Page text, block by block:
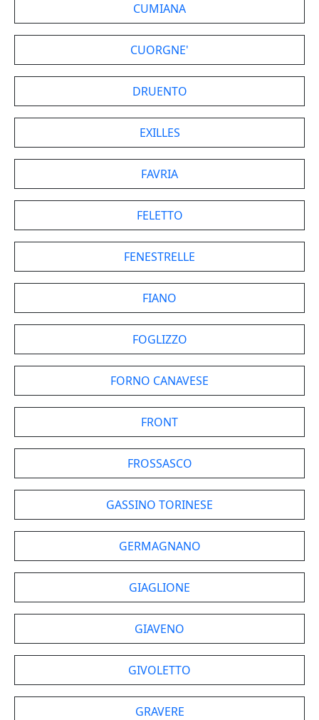
CUMIANA
CUORGNE'
DRUENTO
EXILLES
FAVRIA
FELETTO
FENESTRELLE
FIANO
FOGLIZZO
FORNO CANAVESE
FRONT
FROSSASCO
GASSINO TORINESE
GERMAGNANO
GIAGLIONE
GIAVENO
GIVOLETTO
GRAVERE